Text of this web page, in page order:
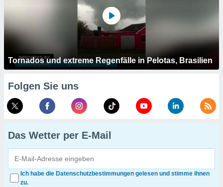
Tornados und extreme Regenfälle in Pelotas, Brasilien
Folgen Sie uns
Das Wetter per E-Mail
Ich habe die Datenschutzbestimmungen gelesen und stimme ihnen
zu.